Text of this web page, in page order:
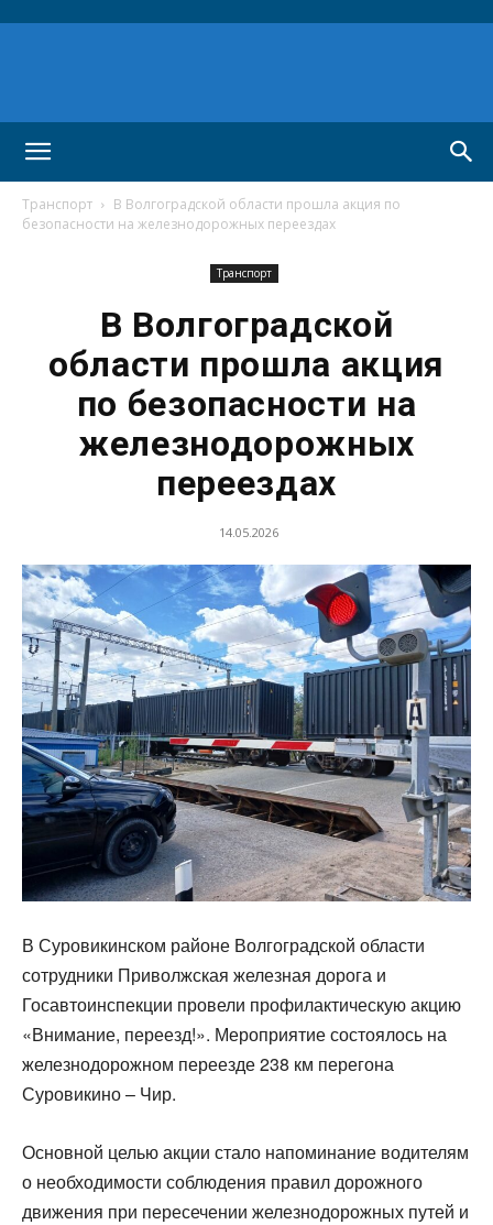
Транспорт
В Волгоградской области прошла акция по
безопасности на железнодорожных переездах
Транспорт
В Волгоградской
области прошла акция
по безопасности на
железнодорожных
переездах
14.05.2026
В Суровикинском районе Волгоградской области
сотрудники Приволжская железная дорога и
Госавтоинспекции провели профилактическую акцию
«Внимание, переезд!». Мероприятие состоялось на
железнодорожном переезде 238 км перегона
Суровикино – Чир.
Основной целью акции стало напоминание водителям
о необходимости соблюдения правил дорожного
движения при пересечении железнодорожных путей и